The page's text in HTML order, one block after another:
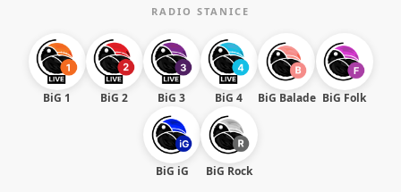
RADIO STANICE
BiG 1 BiG 2 BiG 3 BiG 4 BiG Balade BiG Folk
BiG iG BiG Rock